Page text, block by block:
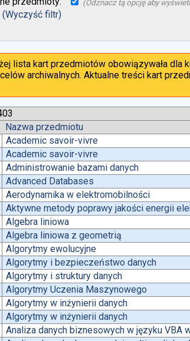
(Odznacz tą opcję aby
(Wyczyść filtr)
lista kart przedmiotów obowiązywała dla
archiwalnych. Aktualne treści kart
Nazwa przedmiotu
Academic savoir-vivre
Academic savoir-vivre
Administrowanie bazami danych
Advanced Databases
Aerodynamika w elektromobilności
Aktywne metody poprawy jakości energii
Algebra liniowa
Algebra liniowa z geometrią
Algorytmy ewolucyjne
Algorytmy i bezpieczeństwo danych
Algorytmy i struktury danych
Algorytmy Uczenia Maszynowego
Algorytmy w inżynierii danych
Algorytmy w inżynierii danych
Analiza danych biznesowych w języku VBA